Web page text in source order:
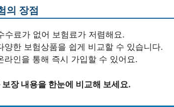
의 장점
수료가 없어 보험료가 저렴해요.
양한 보험상품을 쉽게 비교할 수 있습니다.
라인을 통해 즉시 가입할 수 있어요.
장 내용을 한눈에 비교해 보세요.